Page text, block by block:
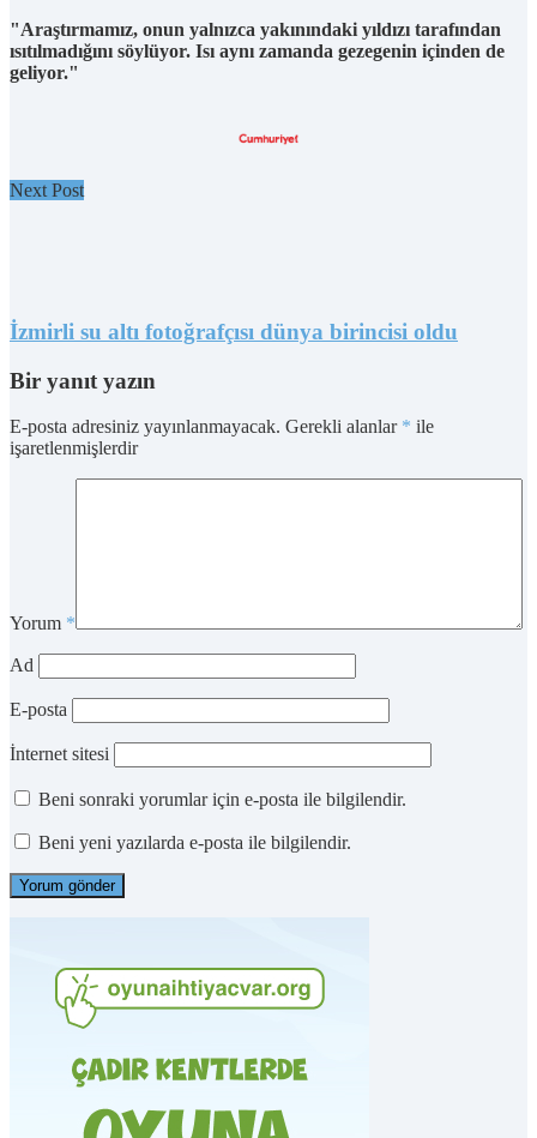
"Araştırmamız, onun yalnızca yakınındaki yıldızı tarafından
ısıtılmadığını söylüyor. Isı aynı zamanda gezegenin içinden de
geliyor."
Next Post
İzmirli su altı fotoğrafçısı dünya birincisi oldu
Bir yanıt yazın
E-posta adresiniz yayınlanmayacak. Gerekli alanlar * ile
işaretlenmişlerdir
Yorum *
Ad
E-posta
İnternet sitesi
Beni sonraki yorumlar için e-posta ile bilgilendir.
Beni yeni yazılarda e-posta ile bilgilendir.